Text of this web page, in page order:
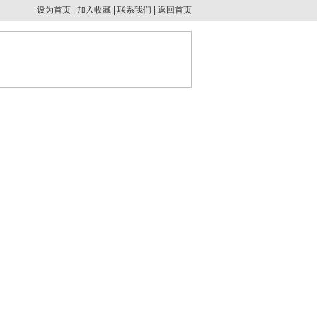
设为首页 加入收藏 联系我们 返回首页